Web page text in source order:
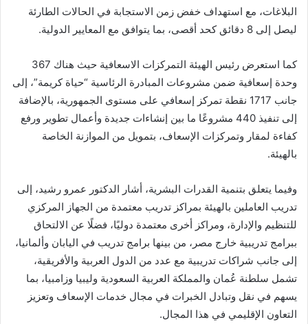
البلاغات، مع استهداف خفض زمن الاستجابة في الحالات الطارئة
ليصل إلى 8 دقائق كحد أقصى، بما يتوافق مع المعايير الدولية.
كما استعرض رئيس الهيئة التمركزات الاسعافية حيث هناك 367
وحدة إسعافية ضمن مشروعات المبادرة الرئاسية “حياة كريمة”، إلى
جانب 1717 نقطة تمركز إسعافي على مستوى الجمهورية، بالإضافة
إلى تنفيذ 440 مشروعًا ما بين إنشاءات جديدة وأعمال تطوير ورفع
كفاءة لمقار وتمركزات الإسعاف، بتمويل من الموازنة الخاصة
بالهيئة.
وفيما يتعلق بتنمية القدرات البشرية، أشار الدكتور عمرو رشيد، إلى
تدريب العاملين بالهيئة بمراكز تدريب معتمدة من الجهاز المركزي
للتنظيم والإدارة، ومراكز أخرى معتمدة دوليًا، فضلًا عن الالتحاق
ببرامج تدريبية خارج مصر، من بينها برامج تدريب في اليابان وألمانيا،
إلى جانب شراكات تدريبية مع عدد من الدول العربية والأفريقية،
تشمل سلطنة عُمان والمملكة العربية السعودية وليبيا وزامبيا، بما
يسهم في نقل وتبادل الخبرات في مجال خدمات الإسعاف وتعزيز
التعاون الإقليمي في هذا المجال.